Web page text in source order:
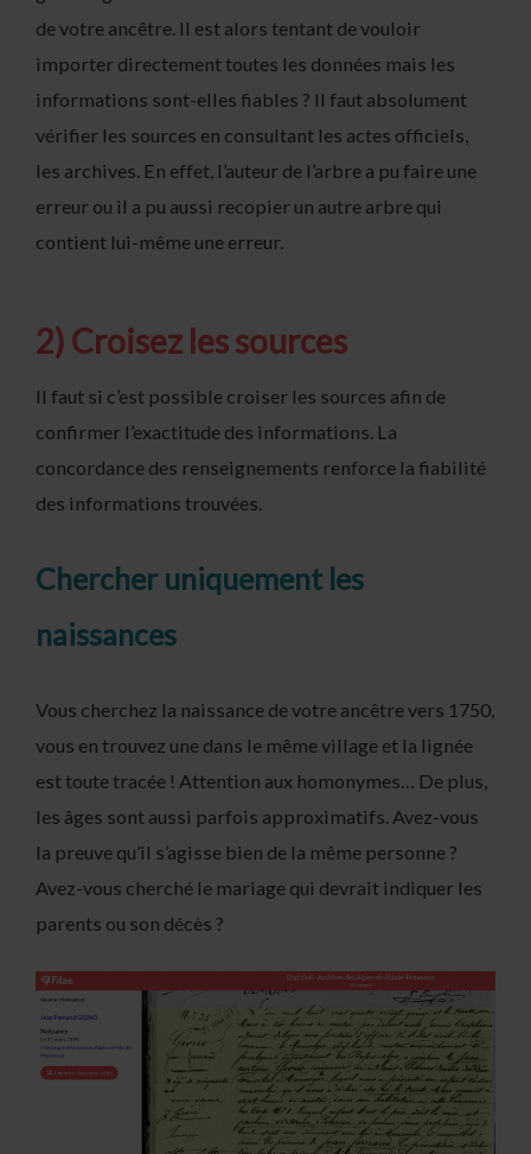
de votre ancêtre. Il est alors tentant de vouloir
importer directement toutes les données mais les
informations sont-elles fiables ? Il faut absolument
vérifier les sources en consultant les actes officiels,
les archives. En effet, l’auteur de l’arbre a pu faire une
erreur ou il a pu aussi recopier un autre arbre qui
contient lui-même une erreur.
2) Croisez les sources
Il faut si c’est possible croiser les sources afin de
confirmer l’exactitude des informations. La
concordance des renseignements renforce la fiabilité
des informations trouvées.
Chercher uniquement les
naissances
Vous cherchez la naissance de votre ancêtre vers 1750,
vous en trouvez une dans le même village et la lignée
est toute tracée ! Attention aux homonymes… De plus,
les âges sont aussi parfois approximatifs. Avez-vous
la preuve qu’il s’agisse bien de la même personne ?
Avez-vous cherché le mariage qui devrait indiquer les
parents ou son décès ?